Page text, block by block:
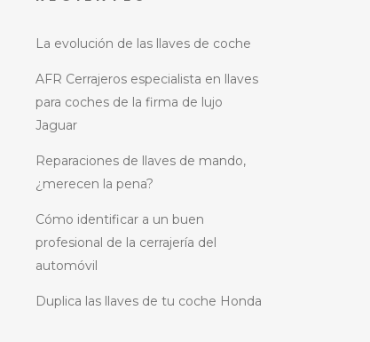
La evolución de las llaves de coche
AFR Cerrajeros especialista en llaves
para coches de la firma de lujo
Jaguar
Reparaciones de llaves de mando,
¿merecen la pena?
Cómo identificar a un buen
profesional de la cerrajería del
automóvil
Duplica las llaves de tu coche Honda